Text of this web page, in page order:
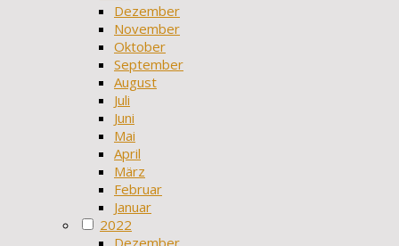
Dezember
November
Oktober
September
August
Juli
Juni
Mai
April
März
Februar
Januar
2022